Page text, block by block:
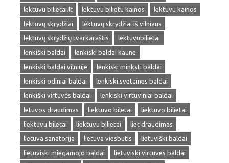
lektuvu bilietai.lt
lektuvu bilietu kainos
lektuvu kainos
lėktuvų skrydžiai
lėktuvų skrydžiai iš vilniaus
lėktuvų skrydžių tvarkaraštis
lektuvubilietai
lenkiški baldai
lenkiski baldai kaune
lenkiski baldai vilniuje
lenkiski minksti baldai
lenkiski odiniai baldai
lenkiski svetaines baldai
lenkiški virtuvės baldai
lenkiski virtuviniai baldai
letuvos draudimas
liektuvo biletai
liektuvo bilietai
liektuvu biletai
liektuvu bilietai
liet draudimas
lietuva sanatorija
lietuva viesbutis
lietuviški baldai
lietuviski miegamojo baldai
lietuviski virtuves baldai